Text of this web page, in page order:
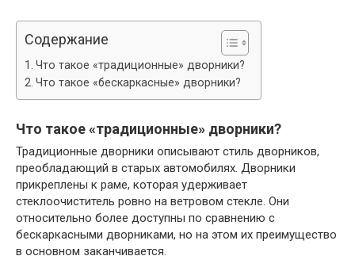
Содержание
Что такое «традиционные» дворники?
Что такое «бескаркасные» дворники?
Что такое «традиционные» дворники?
Традиционные дворники описывают стиль дворников,
преобладающий в старых автомобилях. Дворники
прикреплены к раме, которая удерживает
стеклоочиститель ровно на ветровом стекле. Они
относительно более доступны по сравнению с
бескаркасными дворниками, но на этом их преимущество
в основном заканчивается.